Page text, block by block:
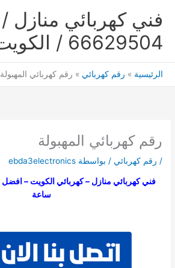
فني كهربائي منازل /
66629504 / الكويت
الرئيسية رقم كهربائي رقم كهربائي المهبولة
رقم كهربائي المهبولة
/ رقم كهربائي / بواسطة ebda3electronics
ساعة